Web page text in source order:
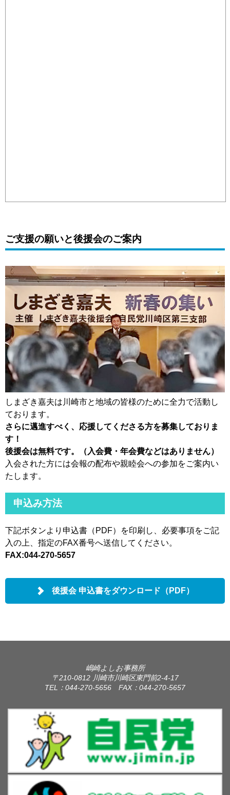
ご支援の願いと後援会のご案内
しまざき嘉夫は川崎市と地域の皆様のために全力で活動し
ております。
さらに邁進すべく、応援してくださる方を募集しておりま
す！
後援会は無料です。（入会費・年会費などはありません）
入会された方には会報の配布や親睦会への参加をご案内い
たします。
申込み方法
下記ボタンより申込書（PDF）を印刷し、必要事項をご記
入の上、指定のFAX番号へ送信してください。
FAX:044-270-5657
後援会 申込書をダウンロード（PDF）
嶋崎よしお事務所
〒210-0812 川崎市川崎区東門前2-4-17
TEL：044-270-5656 FAX：044-270-5657